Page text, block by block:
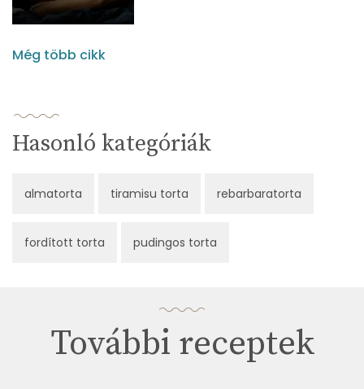
Még több cikk
Hasonló kategóriák
almatorta tiramisu torta rebarbaratorta
fordított torta pudingos torta
További receptek